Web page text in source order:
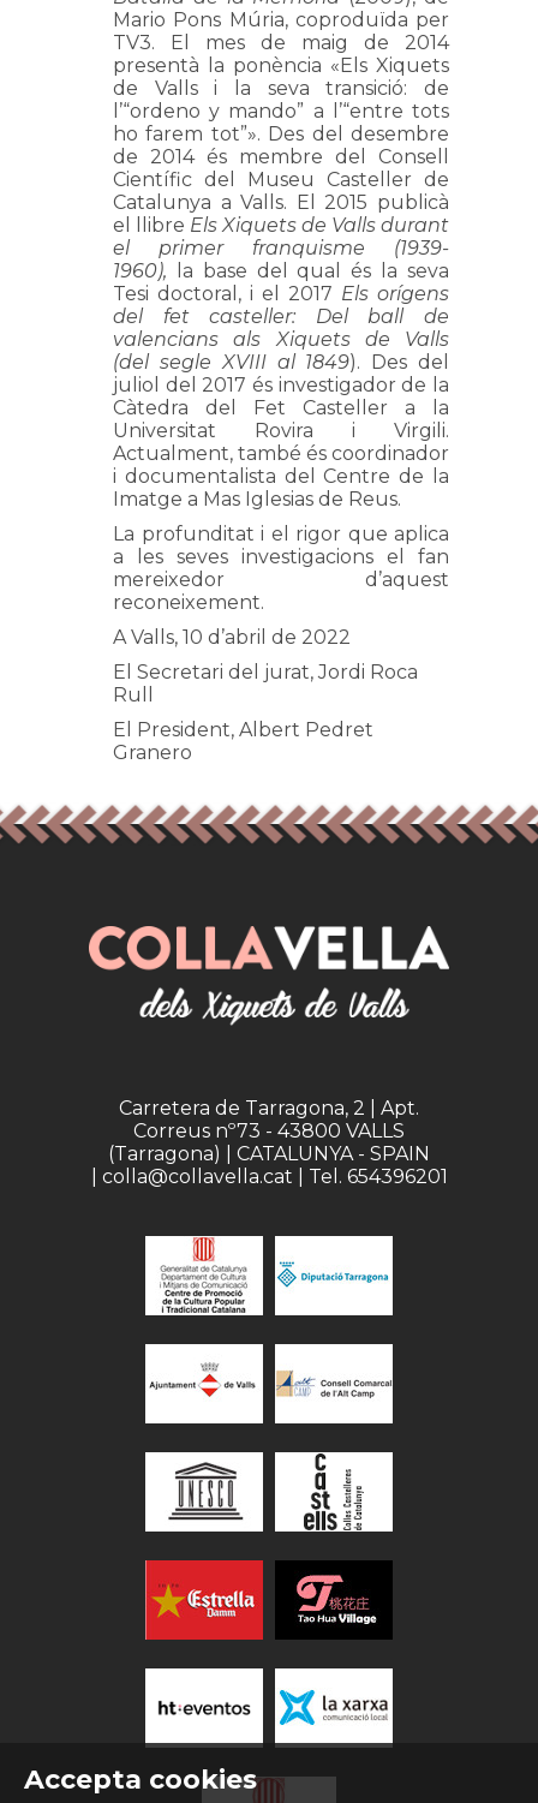
Mario Pons Múria, coproduïda per
TV3. El mes de maig de 2014
presentà la ponència «Els Xiquets
de Valls i la seva transició: de
l’“ordeno y mando” a l’“entre tots
ho farem tot”». Des del desembre
de 2014 és membre del Consell
Científic del Museu Casteller de
Catalunya a Valls. El 2015 publicà
el llibre Els Xiquets de Valls durant
el primer franquisme (1939-
1960), la base del qual és la seva
Tesi doctoral, i el 2017 Els orígens
del fet casteller: Del ball de
valencians als Xiquets de Valls
(del segle XVIII al 1849). Des del
juliol del 2017 és investigador de la
Càtedra del Fet Casteller a la
Universitat Rovira i Virgili.
Actualment, també és coordinador
i documentalista del Centre de la
Imatge a Mas Iglesias de Reus.
La profunditat i el rigor que aplica
a les seves investigacions el fan
mereixedor d’aquest
reconeixement.
A Valls, 10 d’abril de 2022
El Secretari del jurat, Jordi Roca
Rull
El President, Albert Pedret
Granero
Accepta cookies
Carretera de Tarragona, 2 | Apt.
Correus nº73 - 43800 VALLS
(Tarragona) | CATALUNYA - SPAIN
| colla@collavella.cat | Tel. 654396201